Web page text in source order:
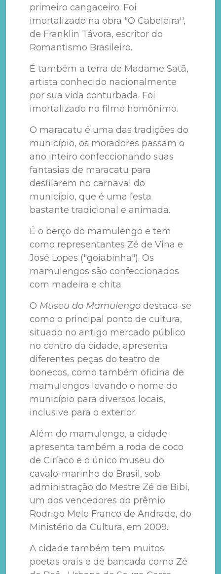
primeiro cangaceiro. Foi
imortalizado na obra "O Cabeleira'',
de Franklin Távora, escritor do
Romantismo Brasileiro.
É também a terra de Madame Satã,
artista conhecido nacionalmente
por sua vida conturbada. Foi
imortalizado no filme homônimo.
O maracatu é uma das tradições do
município, os moradores passam o
ano inteiro confeccionando suas
fantasias de maracatu para
desfilarem no carnaval do
município, que é uma festa
bastante tradicional e animada.
É o berço do mamulengo e tem
como representantes Zé de Vina e
José Lopes ("goiabinha"). Os
mamulengos são confeccionados
com madeira e chita.
O Museu do Mamulengo destaca-se
como o principal ponto de cultura,
situado no antigo mercado público
no centro da cidade, apresenta
diferentes peças do teatro de
bonecos, como também oficina de
mamulengos levando o nome do
município para diversos locais,
inclusive para o exterior.
Além do mamulengo, a cidade
apresenta também a roda de coco
de Ciríaco e o único museu do
cavalo-marinho do Brasil, sob
administração do Mestre Zé de Bibi,
um dos vencedores do prêmio
Rodrigo Melo Franco de Andrade, do
Ministério da Cultura, em 2009.
A cidade também tem muitos
poetas orais e de bancada como Zé